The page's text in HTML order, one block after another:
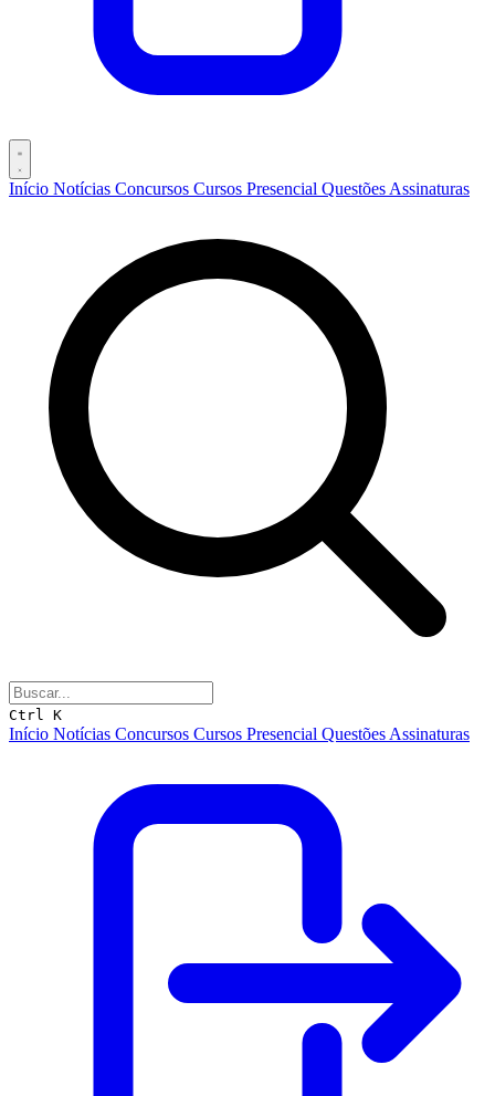
Início Notícias Concursos Cursos Presencial Questões Assinaturas
Ctrl K
Início Notícias Concursos Cursos Presencial Questões Assinaturas